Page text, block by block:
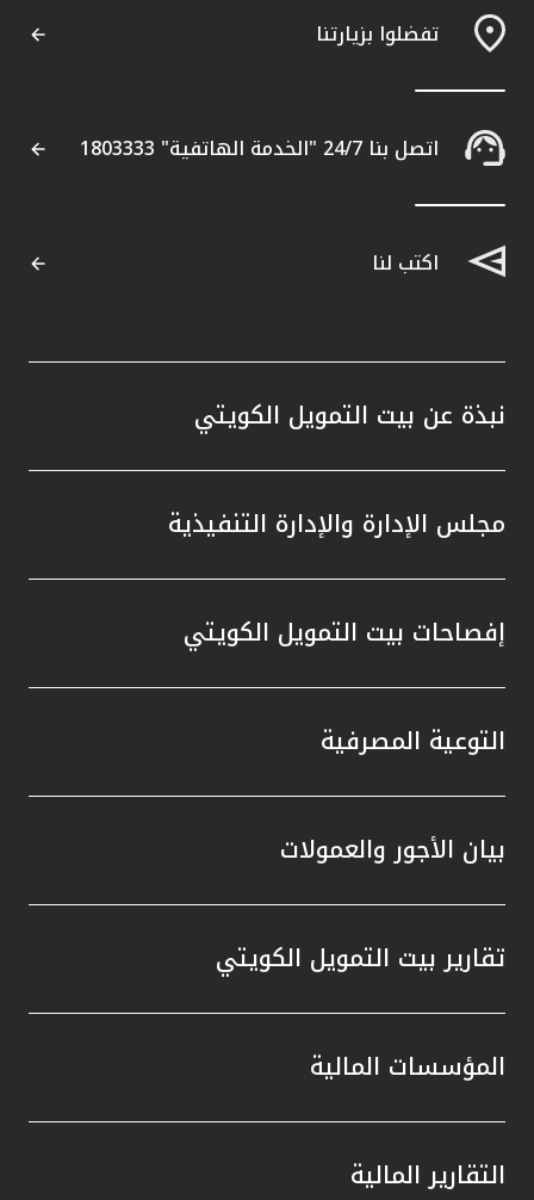
تفضلوا بزيارتنا
اتصل بنا 24/7 "الخدمة الهاتفية" 1803333
اكتب لنا
نبذة عن بيت التمويل الكويتي
مجلس الإدارة والإدارة التنفيذية
إفصاحات بيت التمويل الكويتي
التوعية المصرفية
بيان الأجور والعمولات
تقارير بيت التمويل الكويتي
المؤسسات المالية
التقارير المالية